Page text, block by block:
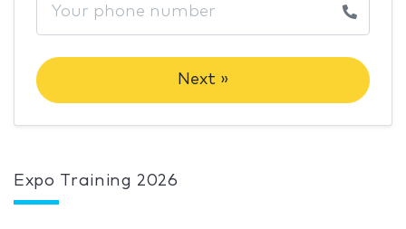
Next »
Expo Training 2026